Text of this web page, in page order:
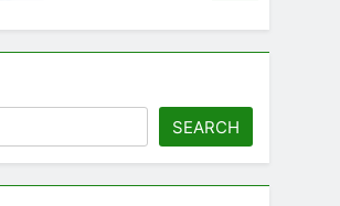
SEARCH